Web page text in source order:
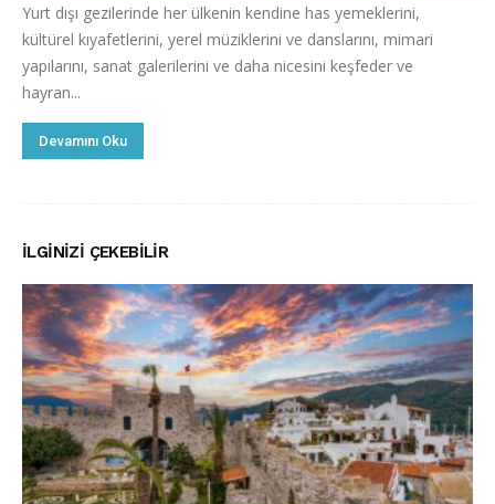
Yurt dışı gezilerinde her ülkenin kendine has yemeklerini,
kültürel kıyafetlerini, yerel müziklerini ve danslarını, mimari
yapılarını, sanat galerilerini ve daha nicesini keşfeder ve
hayran...
Devamını Oku
İLGINIZI ÇEKEBILIR